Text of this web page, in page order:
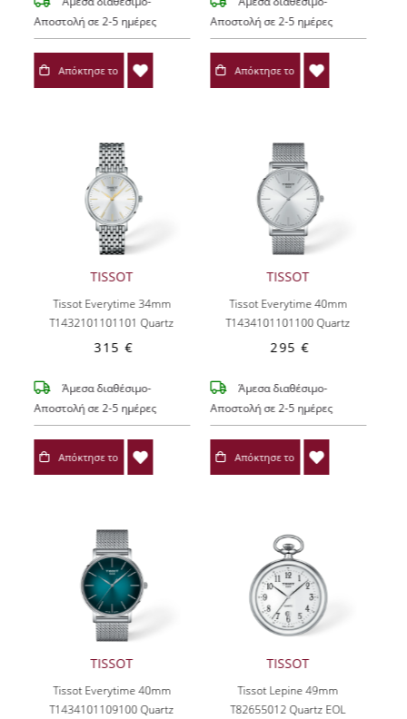
Αποστολή σε 2-5 ημέρες
Απόκτησε το
Αποστολή σε 2-5 ημέρες
Απόκτησε το
TISSOT
Tissot Everytime 34mm
T1432101101101Quartz
315 €
Άμεσα διαθέσιμο-
Αποστολή σε 2-5 ημέρες
Απόκτησε το
TISSOT
Tissot Everytime 40mm
T1434101101100Quartz
295 €
Άμεσα διαθέσιμο-
Αποστολή σε 2-5 ημέρες
Απόκτησε το
TISSOT
Tissot Everytime 40mm
T1434101109100Quartz
TISSOT
Tissot Lepine 49mm
T82655012Quartz EOL